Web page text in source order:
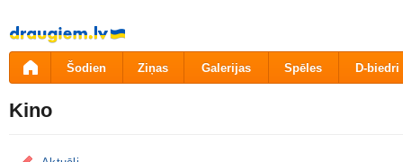
Pāriet
uz
saturu
Šodien Ziņas Galerijas Spēles D-biedri
Kino